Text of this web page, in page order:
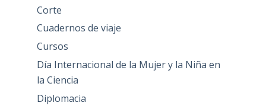
Corte
Cuadernos de viaje
Cursos
Día Internacional de la Mujer y la Niña en
la Ciencia
Diplomacia